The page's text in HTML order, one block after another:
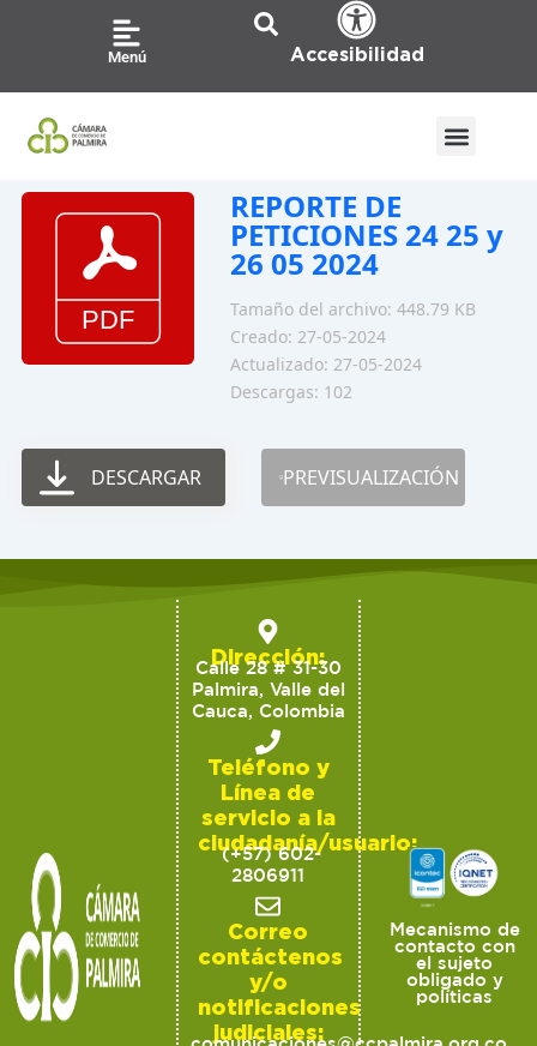
Menú Accesibilidad
REPORTE DE
PETICIONES 24 25 y
26 05 2024
Tamaño del archivo: 448.79 KB
Creado: 27-05-2024
Actualizado: 27-05-2024
Descargas: 102
DESCARGAR PREVISUALIZACIÓN
Dirección:
Calle 28 # 31-30
Palmira, Valle del
Cauca, Colombia
Teléfono y
Línea de
servicio a la
ciudadanía/usuario:
(+57) 602-
2806911
Correo
contáctenos
y/o
notificaciones
judiciales:
Mecanismo de
contacto con
el sujeto
obligado y
políticas